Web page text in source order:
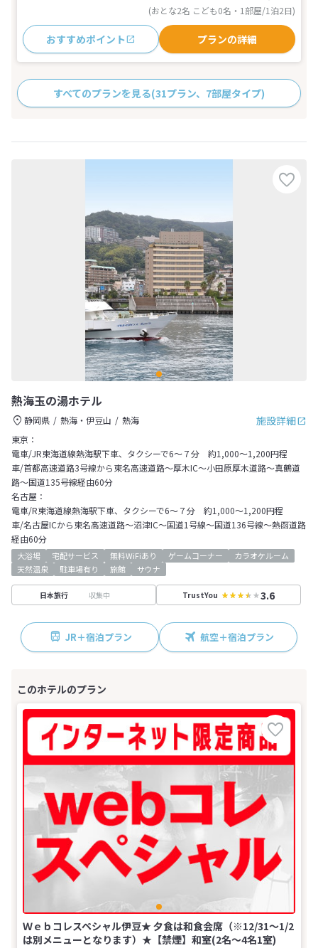
(おとな2名 こども0名・1部屋/1泊2日)
おすすめポイント プランの詳細
すべてのプランを見る(31プラン、7部屋タイプ)
熱海玉の湯ホテル
施設詳細
静岡県 熱海・伊豆山
熱海
東京：
電車/JR東海道線熱海駅下車、タクシーで6～７分 約1,000～1,200円程
車/首都高速道路3号線から東名高速道路～厚木IC～小田原厚木道路～真鶴道
路～国道135号線経由60分
名古屋：
電車/R東海道線熱海駅下車、タクシーで6～７分 約1,000～1,200円程
車/名古屋ICから東名高速道路～沼津IC～国道1号線～国道136号線～熱函道路
経由60分
大浴場 宅配サービス 無料WiFiあり ゲームコーナー
カラオケルーム
天然温泉
駐車場有り 旅館 サウナ
日本旅行 収集中 TrustYou 3.6
JR＋宿泊プラン 航空＋宿泊プラン
Ｗｅｂコレスペシャル伊豆★ 夕食は和食会席（※12/31～1/2
は別メニューとなります）★【禁煙】和室(2名～4名1室)